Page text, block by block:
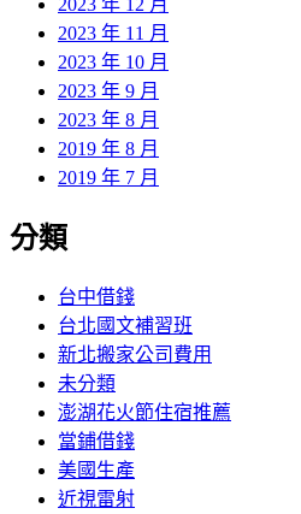
2023 年 12 月
2023 年 11 月
2023 年 10 月
2023 年 9 月
2023 年 8 月
2019 年 8 月
2019 年 7 月
分類
台中借錢
台北國文補習班
新北搬家公司費用
未分類
澎湖花火節住宿推薦
當鋪借錢
美國生產
近視雷射